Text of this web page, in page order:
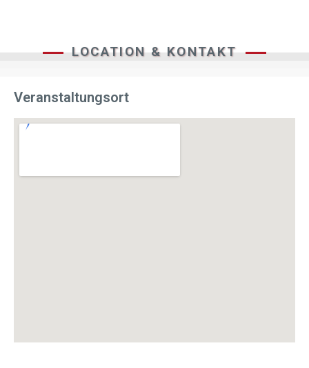
LOCATION & KONTAKT
Veranstaltungsort